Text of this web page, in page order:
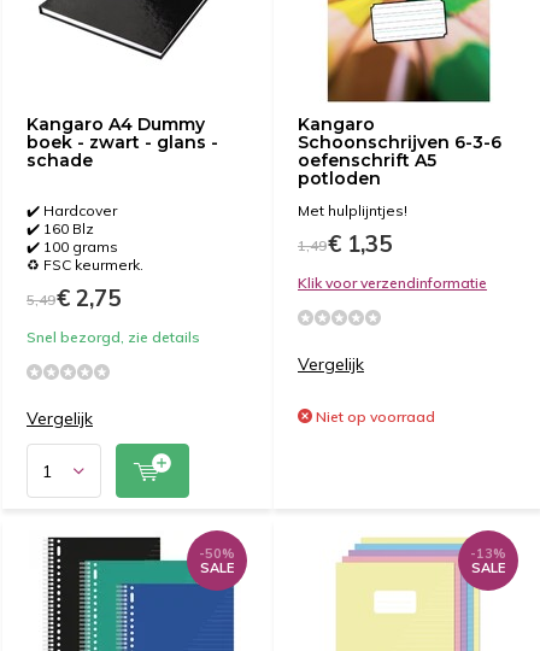
Kangaro A4 Dummy
boek - zwart - glans -
schade
✔️ Hardcover
✔️ 160 Blz
✔️ 100 grams
♻️ FSC keurmerk.
5,49€ 2,75
Snel bezorgd, zie details
Vergelijk
Kangaro
Schoonschrijven 6-3-6
oefenschrift A5
potloden
Met hulplijntjes!
1,49€ 1,35
Klik voor verzendinformatie
Vergelijk
Niet op voorraad
-50%
SALE
-13%
SALE